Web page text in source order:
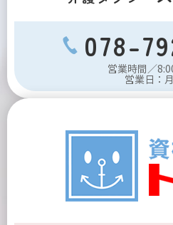
078-
営業時間／
営業日：